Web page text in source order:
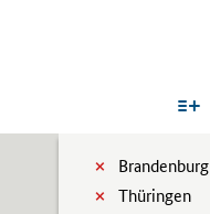
Brandenburg
Thüringen